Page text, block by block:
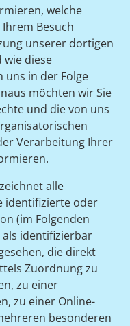
welche
Besuch
unserer dortigen
diese
uns in der Folge
möchten wir Sie
und die von uns
Verarbeitung Ihrer
alle
identifizierte oder
(im Folgenden
als identifizierbar
die direkt
Zuordnung zu
zu einer
zu einer Online-
besonderen